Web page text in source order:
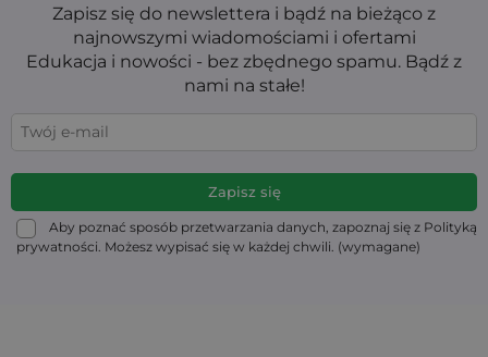
Zapisz się do newslettera i bądź na bieżąco z
najnowszymi wiadomościami i ofertami
Edukacja i nowości - bez zbędnego spamu. Bądź z
nami na stałe!
Aby poznać sposób przetwarzania danych, zapoznaj się z Polityką
prywatności. Możesz wypisać się w każdej chwili. (wymagane)